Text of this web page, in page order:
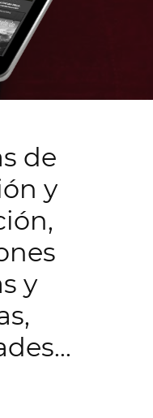
de
y
y